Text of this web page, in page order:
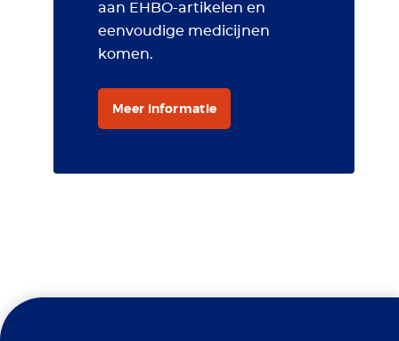
aan EHBO-artikelen en
eenvoudige medicijnen
komen.
Meer informatie